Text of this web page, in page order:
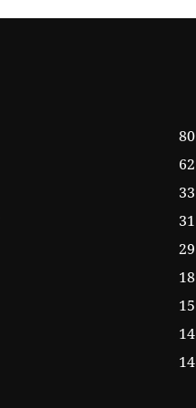
80
62
33
31
29
18
15
14
14